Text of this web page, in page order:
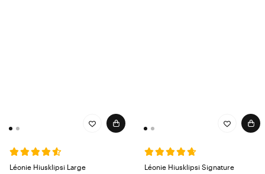
Léonie Hiusklipsi Large
Léonie Hiusklipsi Signature